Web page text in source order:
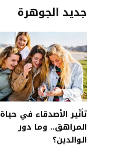
جديد الجوهرة
تأثير الأصدقاء في حياة
المراهق.. وما دور
الوالدين؟